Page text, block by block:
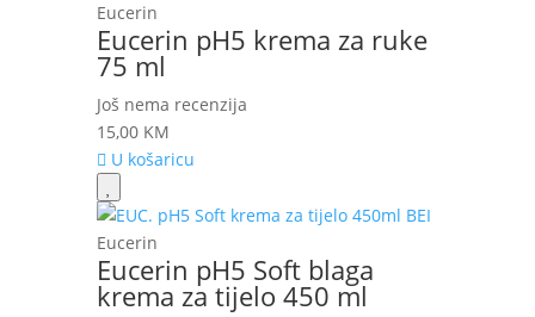
Eucerin
Eucerin pH5 krema za ruke
75 ml
Još nema recenzija
15,00 KM
U košaricu
Eucerin
Eucerin pH5 Soft blaga
krema za tijelo 450 ml